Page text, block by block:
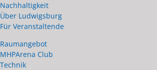
Nachhaltigkeit
Über Ludwigsburg
Für Veranstaltende
Raumangebot
MHPArena Club
Technik